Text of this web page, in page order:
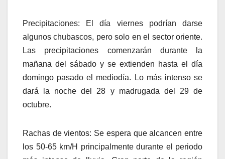
Precipitaciones: El día viernes podrían darse
algunos chubascos, pero solo en el sector oriente.
Las precipitaciones comenzarán durante la
mañana del sábado y se extienden hasta el día
domingo pasado el mediodía. Lo más intenso se
dará la noche del 28 y madrugada del 29 de
octubre.
Rachas de vientos: Se espera que alcancen entre
los 50-65 km/H principalmente durante el periodo